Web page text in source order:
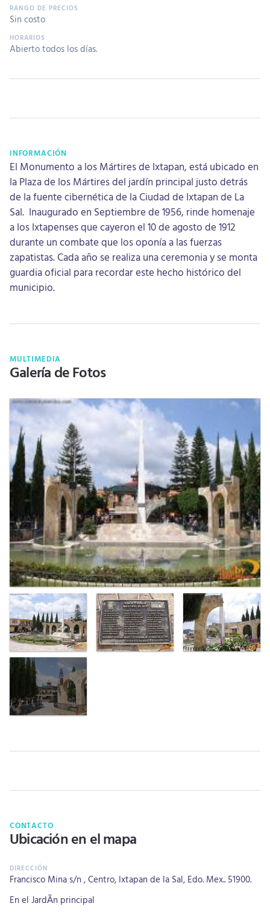
Sin costo
Abierto todos los días.
INFORMACIÓN
El Monumento a los Mártires de Ixtapan, está ubicado en
la Plaza de los Mártires del jardín principal justo detrás
de la fuente cibernética de la Ciudad de Ixtapan de La
Sal. Inaugurado en Septiembre de 1956, rinde homenaje
a los Ixtapenses que cayeron el 10 de agosto de 1912
durante un combate que los oponía a las fuerzas
zapatistas. Cada año se realiza una ceremonia y se monta
guardia oficial para recordar este hecho histórico del
municipio.
MULTIMEDIA
Galería de Fotos
CONTACTO
Ubicación en el mapa
Francisco Mina s/n , Centro, Ixtapan de la Sal, Edo. Mex.. 51900.
En el JardÃ­n principal